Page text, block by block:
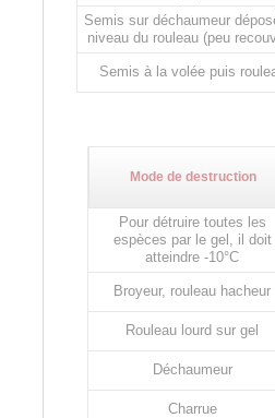
Semis sur déchaumeur
niveau du rouleau (peu
Semis à la volée puis
Mode de destruction
Pour détruire toutes les
espèces par le gel, il doit
atteindre -10°C
Broyeur, rouleau hacheur
Rouleau lourd sur gel
Déchaumeur
Charrue